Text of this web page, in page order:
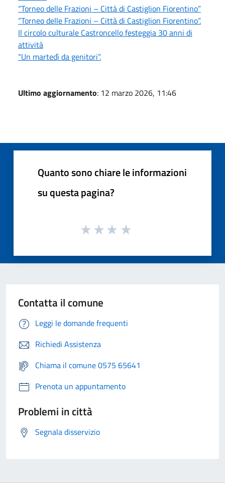
“Torneo delle Frazioni – Città di Castiglion Fiorentino”
“Torneo delle Frazioni – Città di Castiglion Fiorentino”.
Il circolo culturale Castroncello festeggia 30 anni di
attività
“Un martedì da genitori”.
Ultimo aggiornamento: 12 marzo 2026, 11:46
Quanto sono chiare le informazioni
su questa pagina?
Contatta il comune
Leggi le domande frequenti
Richiedi Assistenza
Chiama il comune 0575 65641
Prenota un appuntamento
Problemi in città
Segnala disservizio